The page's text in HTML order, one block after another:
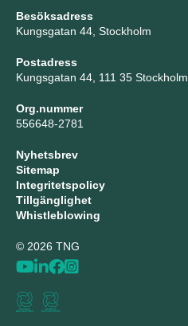
Besöksadress
Kungsgatan 44, Stockholm
Postadress
Kungsgatan 44, 111 35 Stockholm
Org.nummer
556648-2781
Nyhetsbrev
Sitemap
Integritetspolicy
Tillgänglighet
Whistleblowing
© 2026 TNG